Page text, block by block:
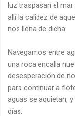
luz traspasan el
allí la calidez de
nos llena de dicha.
Navegamos entre
una roca encalla
desesperación de
para continuar a
aguas se aquietan,
días.